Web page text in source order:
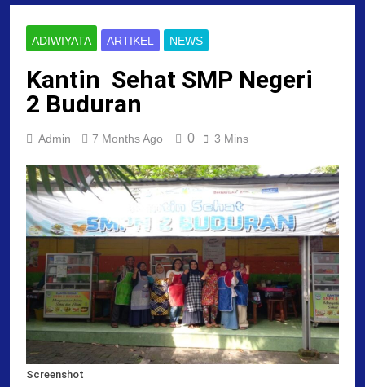
ADIWIYATA ARTIKEL NEWS
Kantin Sehat SMP Negeri
2 Buduran
Admin 7 Months Ago 0 3 Mins
Screenshot